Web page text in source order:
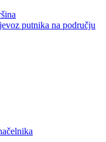
putnika na području